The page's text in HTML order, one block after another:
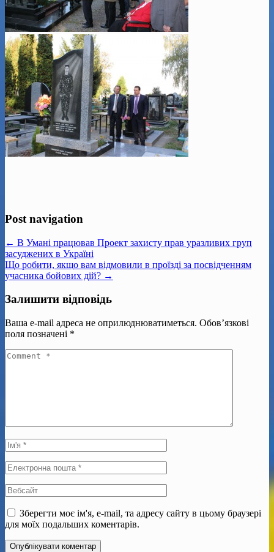
Post navigation
← В Умані працював Проект захисту прав уразливих груп
засуджених в Україні
Що робити, якщо вам відмовили в проїзді за посвідченням
учасника бойових дій? →
Залишити відповідь
Ваша e-mail адреса не оприлюднюватиметься. Обов’язкові
поля позначені *
Зберегти моє ім'я, e-mail, та адресу сайту в цьому браузері
для моїх подальших коментарів.